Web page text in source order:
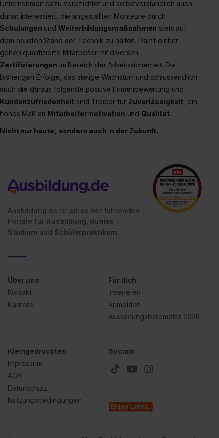
bestimmte Verwendungszwecke zulassen, triff deine
Auswahl über die Checkboxen und klick auf „Auswahl
erlauben“. Die Einwilligung zur Platzierung von Cookies
der Kategorien „Präferenzen“, „Statistiken“ und „Social
Media und Marketing“ umfasst hierbei die Einwilligung
zur Übermittlung deiner Daten in die USA (Art. 49 Abs. 1
S. 1 lit. a) DS-GVO). Die USA verfügen über kein
angemessenes Datenschutzniveau (EuGH – Schrems
II). Du kannst die von dir erteilte Einwilligung jederzeit mit
Wirkung für die Zukunft ganz oder teilweise über unsere
Einstellungen“ widerrufen. Weitere Informationen zu den
Unternehmen dazu verpflichtet und selbstverständlich auch
daran interessiert, die angestellten Monteure durch
Schulungen und Weiterbildungsmaßnahmen stets auf
dem neusten Stand der Technik zu halten. Damit einher
gehen qualifizierte Mitarbeiter mit diversen
Zertifizierungen im Bereich der Arbeitssicherheit. Die
bisherigen Erfolge, das stetige Wachstum und schlussendlich
auch die daraus folgende positive Firmenbewertung und
Kundenzufriedenheit sind Treiber für Zuverlässigkeit , ein
hohes Maß an Mitarbeitermotivation und Qualität.
Nicht nur heute, sondern auch in der Zukunft.
Ausbildung.de ist eines der führenden
Portale für Ausbildung, duales
Studium und Schülerpraktikum.
Über uns
Kontakt
Karriere
Für dich
Inserieren
Anmelden
Ausbildungsbarometer 2026
Kleingedrucktes
Impressum
AGB
Datenschutz
Nutzungsbedingungen
Socials